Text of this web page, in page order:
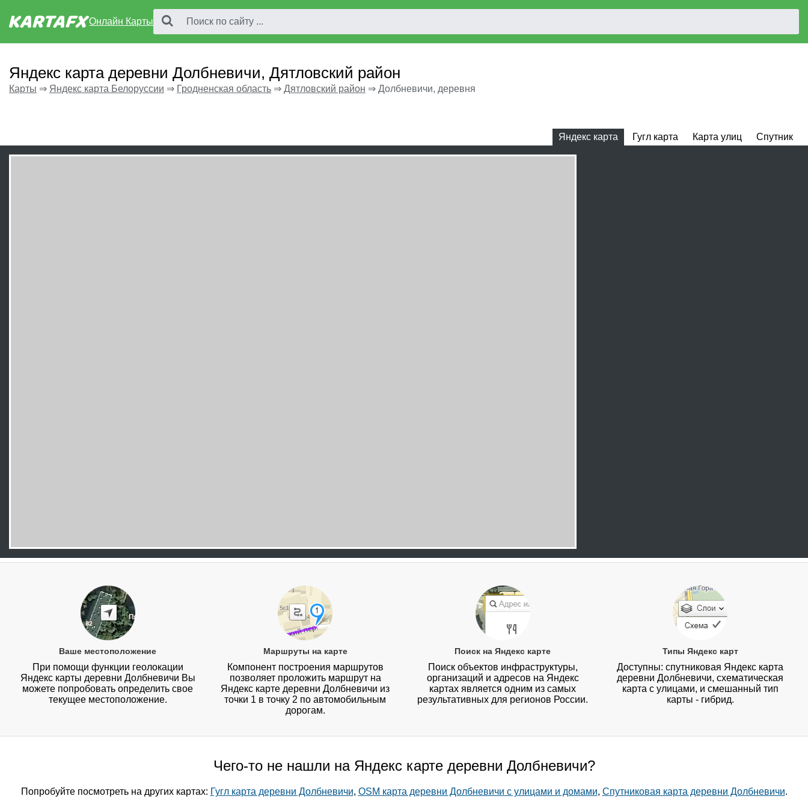
Онлайн Карты
Яндекс карта деревни Долбневичи, Дятловский район
Карты ⇒ Яндекс карта Белоруссии ⇒ Гродненская область ⇒ Дятловский район ⇒ Долбневичи, деревня
Яндекс карта Гугл карта Карта улиц Спутник
Ваше местоположение
При помощи функции геолокации
Яндекс карты деревни Долбневичи Вы
можете попробовать определить свое
текущее местоположение.
Маршруты на карте
Компонент построения маршрутов
позволяет проложить маршрут на
Яндекс карте деревни Долбневичи из
точки 1 в точку 2 по автомобильным
дорогам.
Поиск на Яндекс карте
Поиск объектов инфраструктуры,
организаций и адресов на Яндекс
картах является одним из самых
результативных для регионов России.
Типы Яндекс карт
Доступны: спутниковая Яндекс карта
деревни Долбневичи, схематическая
карта с улицами, и смешанный тип
карты - гибрид.
Чего-то не нашли на Яндекс карте деревни Долбневичи?
Попробуйте посмотреть на других картах: Гугл карта деревни Долбневичи, OSM карта деревни Долбневичи с улицами и домами, Спутниковая карта деревни Долбневичи.